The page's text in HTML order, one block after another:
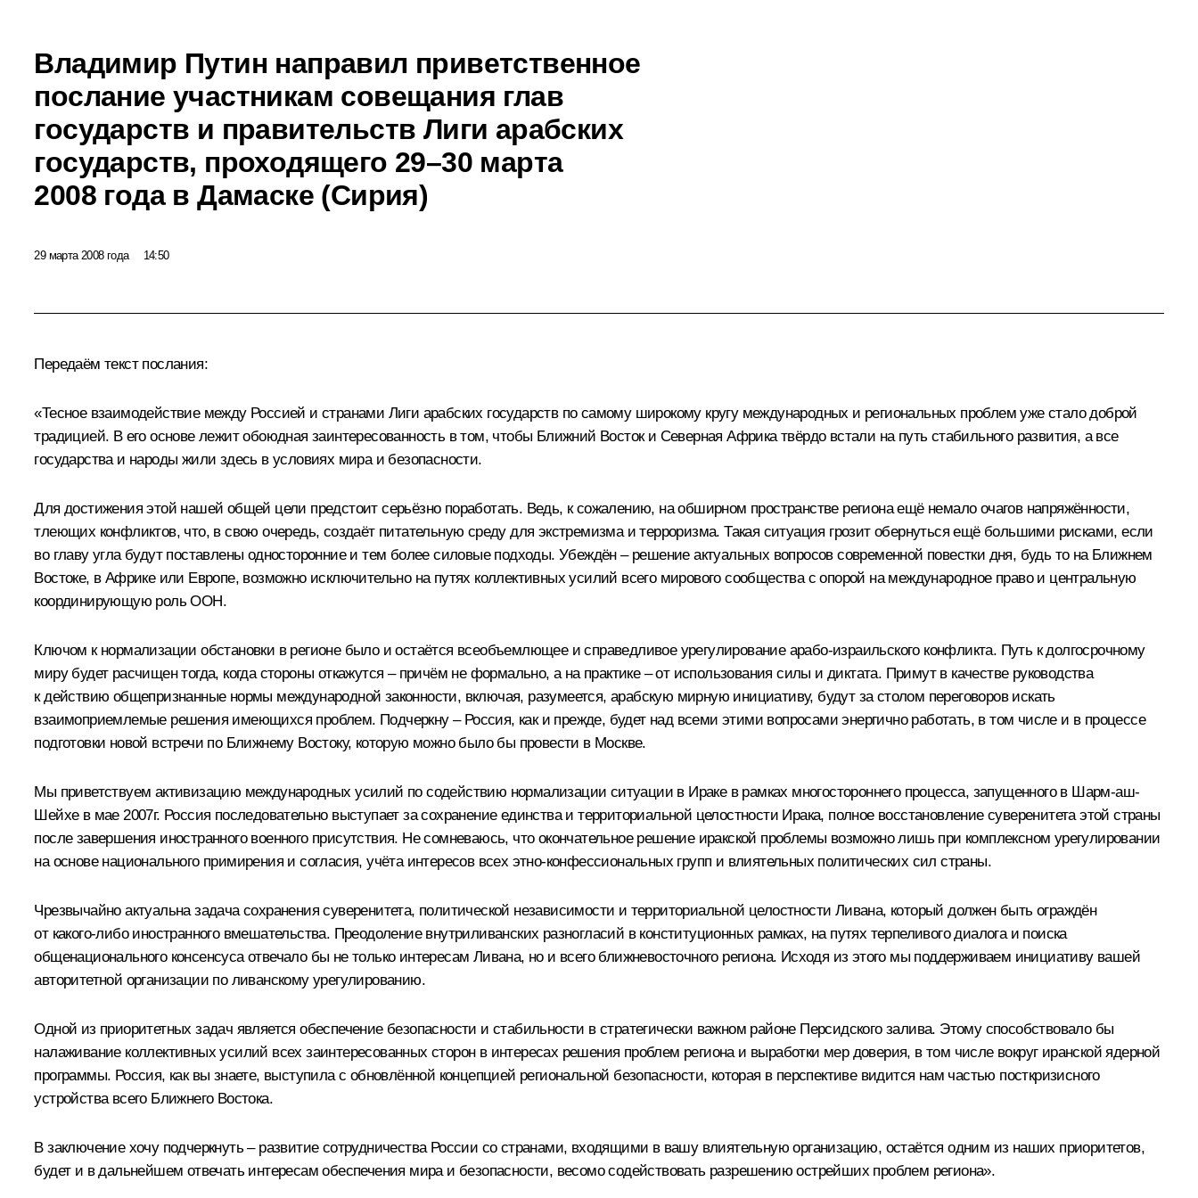
Владимир Путин направил приветственное
послание участникам совещания глав
государств и правительств Лиги арабских
государств, проходящего 29–30 марта
2008 года в Дамаске (Сирия)
29 марта 2008 года 14:50
Передаём текст послания:
«Тесное взаимодействие между Россией и странами Лиги арабских государств по самому широкому кругу международных и региональных проблем уже стало доброй
традицией. В его основе лежит обоюдная заинтересованность в том, чтобы Ближний Восток и Северная Африка твёрдо встали на путь стабильного развития, а все
государства и народы жили здесь в условиях мира и безопасности.
Для достижения этой нашей общей цели предстоит серьёзно поработать. Ведь, к сожалению, на обширном пространстве региона ещё немало очагов напряжённости,
тлеющих конфликтов, что, в свою очередь, создаёт питательную среду для экстремизма и терроризма. Такая ситуация грозит обернуться ещё большими рисками, если
во главу угла будут поставлены односторонние и тем более силовые подходы. Убеждён – решение актуальных вопросов современной повестки дня, будь то на Ближнем
Востоке, в Африке или Европе, возможно исключительно на путях коллективных усилий всего мирового сообщества с опорой на международное право и центральную
координирующую роль ООН.
Ключом к нормализации обстановки в регионе было и остаётся всеобъемлющее и справедливое урегулирование арабо-израильского конфликта. Путь к долгосрочному
миру будет расчищен тогда, когда стороны откажутся – причём не формально, а на практике – от использования силы и диктата. Примут в качестве руководства
к действию общепризнанные нормы международной законности, включая, разумеется, арабскую мирную инициативу, будут за столом переговоров искать
взаимоприемлемые решения имеющихся проблем. Подчеркну – Россия, как и прежде, будет над всеми этими вопросами энергично работать, в том числе и в процессе
подготовки новой встречи по Ближнему Востоку, которую можно было бы провести в Москве.
Мы приветствуем активизацию международных усилий по содействию нормализации ситуации в Ираке в рамках многостороннего процесса, запущенного в Шарм-аш-
Шейхе в мае 2007г. Россия последовательно выступает за сохранение единства и территориальной целостности Ирака, полное восстановление суверенитета этой страны
после завершения иностранного военного присутствия. Не сомневаюсь, что окончательное решение иракской проблемы возможно лишь при комплексном урегулировании
на основе национального примирения и согласия, учёта интересов всех этно-конфессиональных групп и влиятельных политических сил страны.
Чрезвычайно актуальна задача сохранения суверенитета, политической независимости и территориальной целостности Ливана, который должен быть ограждён
от какого‑либо иностранного вмешательства. Преодоление внутриливанских разногласий в конституционных рамках, на путях терпеливого диалога и поиска
общенационального консенсуса отвечало бы не только интересам Ливана, но и всего ближневосточного региона. Исходя из этого мы поддерживаем инициативу вашей
авторитетной организации по ливанскому урегулированию.
Одной из приоритетных задач является обеспечение безопасности и стабильности в стратегически важном районе Персидского залива. Этому способствовало бы
налаживание коллективных усилий всех заинтересованных сторон в интересах решения проблем региона и выработки мер доверия, в том числе вокруг иранской ядерной
программы. Россия, как вы знаете, выступила с обновлённой концепцией региональной безопасности, которая в перспективе видится нам частью посткризисного
устройства всего Ближнего Востока.
В заключение хочу подчеркнуть – развитие сотрудничества России со странами, входящими в вашу влиятельную организацию, остаётся одним из наших приоритетов,
будет и в дальнейшем отвечать интересам обеспечения мира и безопасности, весомо содействовать разрешению острейших проблем региона».